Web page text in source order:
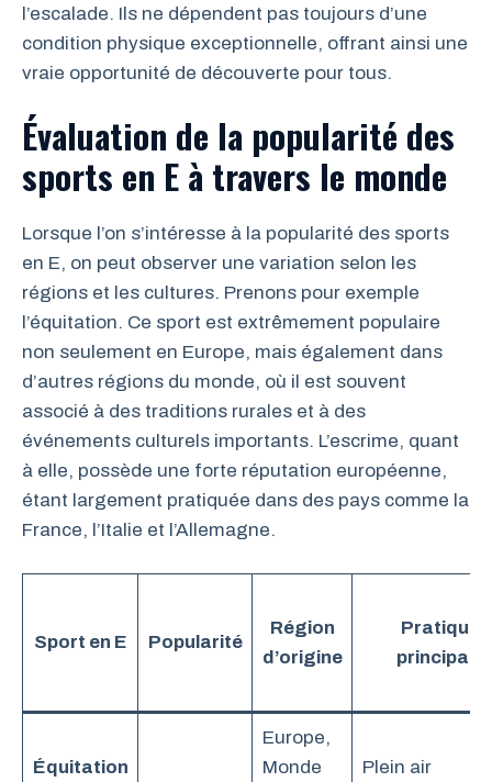
l’escalade. Ils ne dépendent pas toujours d’une
condition physique exceptionnelle, offrant ainsi une
vraie opportunité de découverte pour tous.
Évaluation de la popularité des
sports en E à travers le monde
Lorsque l’on s’intéresse à la popularité des sports
en E, on peut observer une variation selon les
régions et les cultures. Prenons pour exemple
l’équitation. Ce sport est extrêmement populaire
non seulement en Europe, mais également dans
d’autres régions du monde, où il est souvent
associé à des traditions rurales et à des
événements culturels importants. L’escrime, quant
à elle, possède une forte réputation européenne,
étant largement pratiquée dans des pays comme la
France, l’Italie et l’Allemagne.
Sport en E Popularité
Région
d’origine
Pratique
principale
Équitation
Europe,
Monde
Plein air